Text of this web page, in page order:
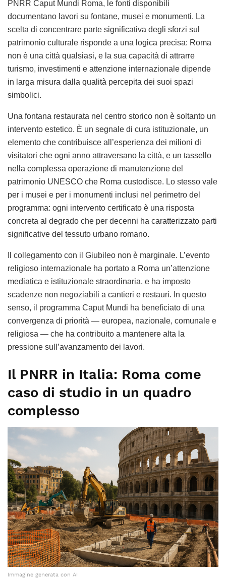
PNRR Caput Mundi Roma, le fonti disponibili
documentano lavori su fontane, musei e monumenti. La
scelta di concentrare parte significativa degli sforzi sul
patrimonio culturale risponde a una logica precisa: Roma
non è una città qualsiasi, e la sua capacità di attrarre
turismo, investimenti e attenzione internazionale dipende
in larga misura dalla qualità percepita dei suoi spazi
simbolici.
Una fontana restaurata nel centro storico non è soltanto un
intervento estetico. È un segnale di cura istituzionale, un
elemento che contribuisce all’esperienza dei milioni di
visitatori che ogni anno attraversano la città, e un tassello
nella complessa operazione di manutenzione del
patrimonio UNESCO che Roma custodisce. Lo stesso vale
per i musei e per i monumenti inclusi nel perimetro del
programma: ogni intervento certificato è una risposta
concreta al degrado che per decenni ha caratterizzato parti
significative del tessuto urbano romano.
Il collegamento con il Giubileo non è marginale. L’evento
religioso internazionale ha portato a Roma un’attenzione
mediatica e istituzionale straordinaria, e ha imposto
scadenze non negoziabili a cantieri e restauri. In questo
senso, il programma Caput Mundi ha beneficiato di una
convergenza di priorità — europea, nazionale, comunale e
religiosa — che ha contribuito a mantenere alta la
pressione sull’avanzamento dei lavori.
Il PNRR in Italia: Roma come
caso di studio in un quadro
complesso
Immagine generata con AI